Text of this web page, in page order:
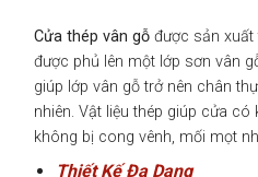
Cửa thép vân gỗ được sản
được phủ lên một lớp sơn vân
giúp lớp vân gỗ trở nên chân
nhiên. Vật liệu thép giúp cửa
không bị cong vênh, mối mọt
Thiết Kế Đa Dạng